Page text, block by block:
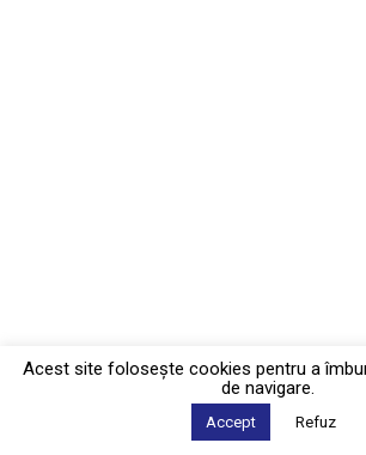
Acest site foloseşte cookies pentru a
de navigare.
Accept Refuz